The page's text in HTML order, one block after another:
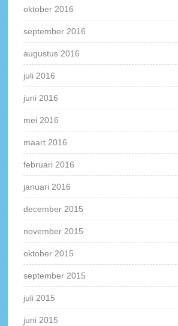
oktober 2016
september 2016
augustus 2016
juli 2016
juni 2016
mei 2016
maart 2016
februari 2016
januari 2016
december 2015
november 2015
oktober 2015
september 2015
juli 2015
juni 2015